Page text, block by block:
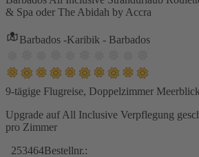
& Spa oder The Abidah by Accra
Barbados -Karibik - Barbados
9-tägige Flugreise, Doppelzimmer
Upgrade auf All Inclusive Verpflegung
pro Zimmer
253464Bestellnr.: